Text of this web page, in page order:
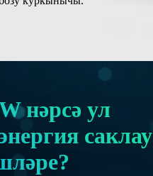
нәрсә ул
саклау